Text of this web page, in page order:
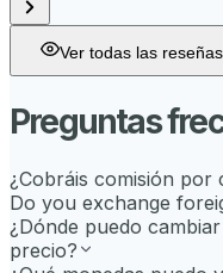
Ver todas las reseñas
Preguntas
¿Cobráis comisión por
Do you exchange
¿Dónde puedo
precio?